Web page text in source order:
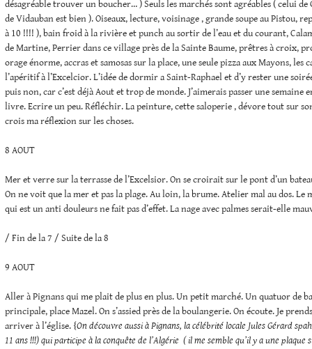
désagréable trouver un boucher… ) Seuls les marchés sont agréables ( celui
de Vidauban est bien ). Oiseaux, lecture, voisinage , grande soupe au Pistou,
à 10 !!!! ), bain froid à la rivière et punch au sortir de l’eau et du courant,
de Martine, Perrier dans ce village près de la Sainte Baume, prêtres à croix,
orage énorme, accras et samosas sur la place, une seule pizza aux Mayons, les
l’apéritif à l’Excelcior. L’idée de dormir a Saint-Raphael et d’y rester une
puis non, car c’est déjà Aout et trop de monde. J’aimerais passer une semaine
livre. Ecrire un peu. Réfléchir. La peinture, cette saloperie , dévore tout sur
crois ma réflexion sur les choses.
8 AOUT
Mer et verre sur la terrasse de l’Excelsior. On se croirait sur le pont d’un
On ne voit que la mer et pas la plage. Au loin, la brume. Atelier mal au dos. Le
qui est un anti douleurs ne fait pas d’effet. La nage avec palmes serait-elle
/ Fin de la 7 / Suite de la 8
9 AOUT
Aller à Pignans qui me plait de plus en plus. Un petit marché. Un quatuor de
principale, place Mazel. On s’assied près de la boulangerie. On écoute. Je
arriver à l’église. {On découvre aussi à Pignans, la célébrité locale Jules Gérard
11 ans !!!) qui participe à la conquête de l’Algérie ( il me semble qu’il y a une plaque